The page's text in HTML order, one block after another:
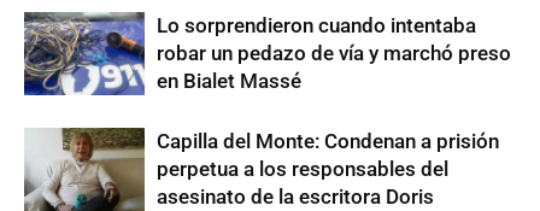
Lo sorprendieron cuando intentaba
robar un pedazo de vía y marchó preso
en Bialet Massé
Capilla del Monte: Condenan a prisión
perpetua a los responsables del
asesinato de la escritora Doris